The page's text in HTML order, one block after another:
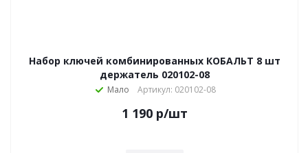
Набор ключей комбинированных КОБАЛЬТ 8 шт
держатель 020102-08
Мало Артикул: 020102-08
1 190 р/шт